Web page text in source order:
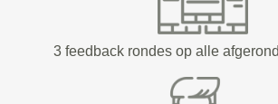
3 feedback rondes op alle